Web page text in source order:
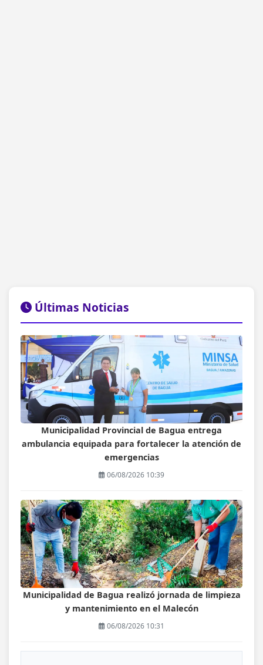
Últimas Noticias
Municipalidad Provincial de Bagua entrega
ambulancia equipada para fortalecer la atención de
emergencias
06/08/2026 10:39
Municipalidad de Bagua realizó jornada de limpieza
y mantenimiento en el Malecón
06/08/2026 10:31